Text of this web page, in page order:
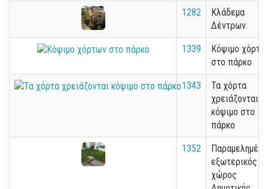
1282
Κλάδεμα
Δέντρων.
1339
Κόψιμο
στο πάρκο
1343
Τα χόρτα
χρειάζονται
κόψιμο στο
πάρκο
1352
εξωτερικός
χώρος